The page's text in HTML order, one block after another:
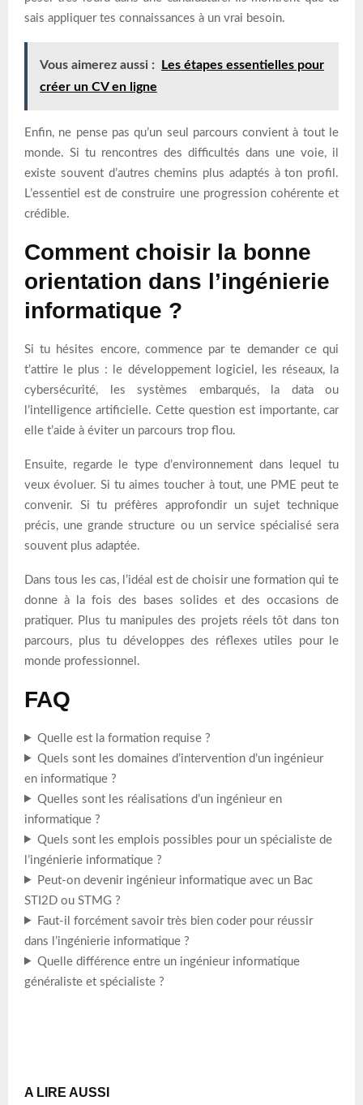
sais appliquer tes connaissances à un vrai besoin.
Vous aimerez aussi :
Les étapes essentielles pour
créer un CV en ligne
Enfin, ne pense pas qu’un seul parcours convient à tout le
monde. Si tu rencontres des difficultés dans une voie, il
existe souvent d’autres chemins plus adaptés à ton profil.
L’essentiel est de construire une progression cohérente et
crédible.
Comment choisir la bonne
orientation dans l’ingénierie
informatique ?
Si tu hésites encore, commence par te demander ce qui
t’attire le plus : le développement logiciel, les réseaux, la
cybersécurité, les systèmes embarqués, la data ou
l’intelligence artificielle. Cette question est importante, car
elle t’aide à éviter un parcours trop flou.
Ensuite, regarde le type d’environnement dans lequel tu
veux évoluer. Si tu aimes toucher à tout, une PME peut te
convenir. Si tu préfères approfondir un sujet technique
précis, une grande structure ou un service spécialisé sera
souvent plus adaptée.
Dans tous les cas, l’idéal est de choisir une formation qui te
donne à la fois des bases solides et des occasions de
pratiquer. Plus tu manipules des projets réels tôt dans ton
parcours, plus tu développes des réflexes utiles pour le
monde professionnel.
FAQ
Quelle est la formation requise ?
Quels sont les domaines d’intervention d’un ingénieur
en informatique ?
Quelles sont les réalisations d’un ingénieur en
informatique ?
Quels sont les emplois possibles pour un spécialiste de
l’ingénierie informatique ?
Peut-on devenir ingénieur informatique avec un Bac
STI2D ou STMG ?
Faut-il forcément savoir très bien coder pour réussir
dans l’ingénierie informatique ?
Quelle différence entre un ingénieur informatique
généraliste et spécialiste ?
A LIRE AUSSI